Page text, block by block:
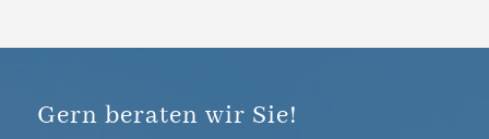
Gern beraten wir Sie!